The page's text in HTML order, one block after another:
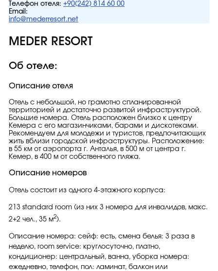
Телефон отеля: +90(242) 814 60 00
Email:
info@mederresort.net
MEDER RESORT
Об отеле:
Описание отеля
Отель с небольшой, но грамотно спланированной
территорией и достаточно развитой инфраструктурой.
Большие номера. Отель расположен близко к центру
Кемера с его магазинчиками, барами и дискотеками.
Рекомендуем для молодежи и туристов, предпочитающих
жить вблизи городской инфраструктуры. Расположение:
в 55 км от аэропорта г. Анталья, в 500 м от центра г.
Кемер, в 400 м от собственного пляжа.
Описание номеров
Отель состоит из одного 4-этажного корпуса:
213 standard room (из них 3 номера для инвалидов, макс.
2+2 чел., 35 м2).
Описание номера: сейф: есть, смена белья: 3 раза в
неделю, room service: круглосуточно, платно,
кондиционер: центральный, ванна, уборка номера:
ежедневно, телефон, пол: ламинат, балкон или